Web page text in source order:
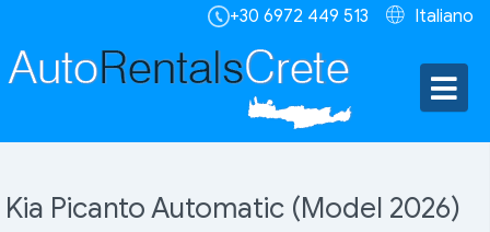
Italiano
+30 6972 449 513
Kia Picanto Automatic (Model 2026)